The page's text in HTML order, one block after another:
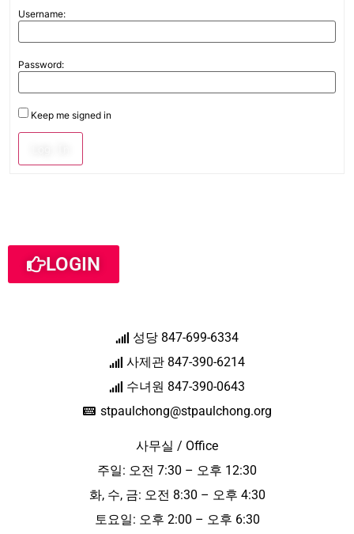
Username:
Password:
Keep me signed in
LOGIN
성당 847-699-6334
사제관 847-390-6214
수녀원 847-390-0643
stpaulchong@stpaulchong.org
사무실 / Office
주일: 오전 7:30 – 오후 12:30
화, 수, 금: 오전 8:30 – 오후 4:30
토요일: 오후 2:00 – 오후 6:30